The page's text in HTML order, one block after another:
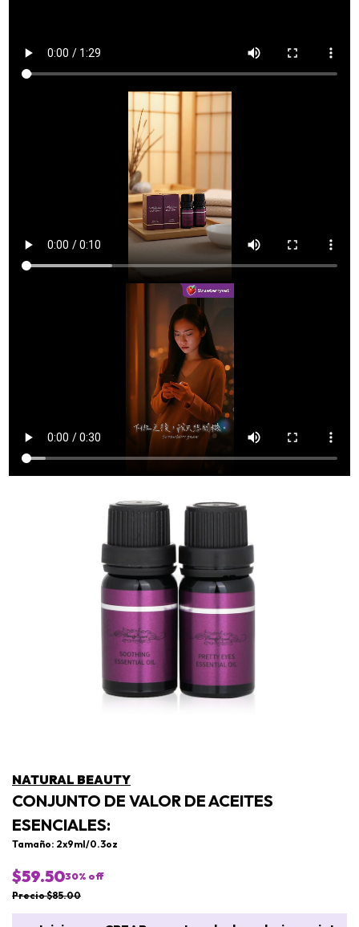
NATURAL BEAUTY
CONJUNTO DE VALOR DE ACEITES
ESENCIALES:
Tamaño: 2x9ml/0.3oz
$59.5030% off
Precio $85.00